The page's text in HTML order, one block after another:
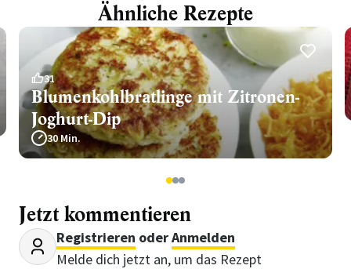
Ähnliche Rezepte
31
Blumenkohlbratlinge mit Zitronen-
Joghurt-Dip
30 Min.
123
Jetzt kommentieren
Registrieren oderAnmelden
Melde dich jetzt an, um das Rezept